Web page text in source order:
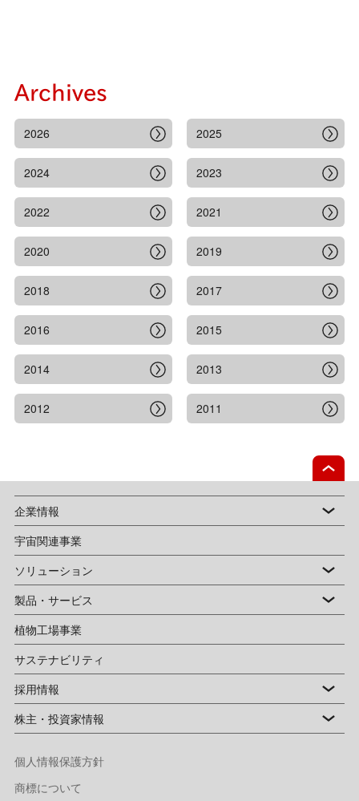
Archives
2026 2025
2024 2023
2022 2021
2020 2019
2018 2017
2016 2015
2014 2013
2012 2011
企業情報
宇宙関連事業
ソリューション
製品・サービス
植物工場事業
サステナビリティ
採用情報
株主・投資家情報
個人情報保護方針
商標について